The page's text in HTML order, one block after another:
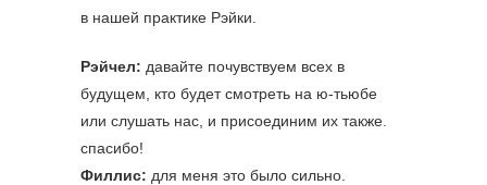
в нашей практике Рэйки.
Рэйчел: давайте почувствуем всех в
будущем, кто будет смотреть на ю-тьюбе
или слушать нас, и присоединим их также.
спасибо!
Филлис: для меня это было сильно.